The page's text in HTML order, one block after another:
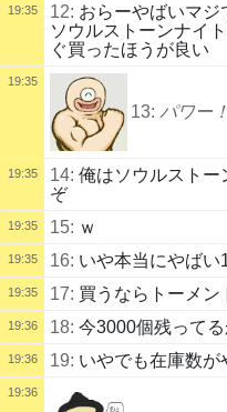
19:35 12: おらーやばいマ
ソウルストーンナイ
ぐ買ったほうが良い
19:35
13: パワー！
19:35 14: 俺はソウルストー
ぞ
19:35 15: ｗ
19:35 16: いや本当にやばい
19:35 17: 買うならトーメン
19:36 18: 今3000個残って
19:36 19: いやでも在庫数が
19:36